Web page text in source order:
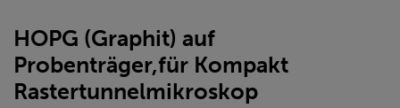
HOPG (Graphit) auf
Probenträger,für Kompakt
Rastertunnelmikroskop